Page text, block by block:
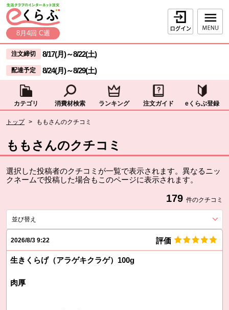
ページの先頭です。
本文へジャンプする。
8月4回 C週
ログイン
ここからサイト内共通メニューです。
サイト内共通メニューをスキップする
注文締切 8/17(月)～8/22(土)
配達予定 8/24(月)～8/29(土)
カテゴリ 消費材検索 ランキング 注文ガイド eくらぶ登録
トップ > ももさんのクチコミ
ももさんのクチコミ
選択した投稿者のクチコミが一覧で表示されます。異なるニッ
クネームで投稿した場合もこのページに表示されます。
179 件のクチコミ
並び替え
2026/8/3 9:22 評価
生きくらげ（アラゲキクラゲ）100g
肉厚